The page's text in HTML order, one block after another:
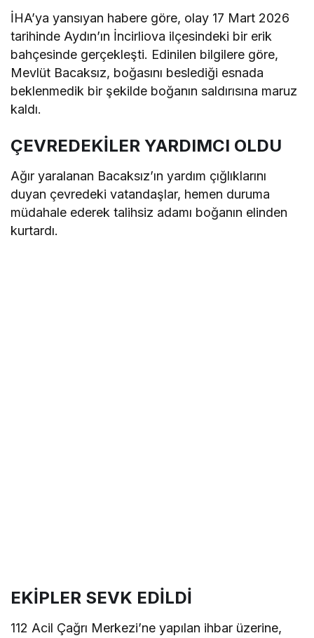
İHA’ya yansıyan habere göre, olay 17 Mart 2026
tarihinde Aydın’ın İncirliova ilçesindeki bir erik
bahçesinde gerçekleşti. Edinilen bilgilere göre,
Mevlüt Bacaksız, boğasını beslediği esnada
beklenmedik bir şekilde boğanın saldırısına maruz
kaldı.
ÇEVREDEKİLER YARDIMCI OLDU
Ağır yaralanan Bacaksız’ın yardım çığlıklarını
duyan çevredeki vatandaşlar, hemen duruma
müdahale ederek talihsiz adamı boğanın elinden
kurtardı.
EKİPLER SEVK EDİLDİ
112 Acil Çağrı Merkezi’ne yapılan ihbar üzerine,